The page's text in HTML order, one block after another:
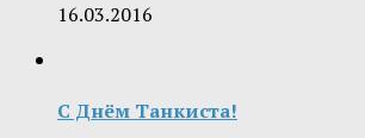
16.03.2016
С Днём Танкиста!